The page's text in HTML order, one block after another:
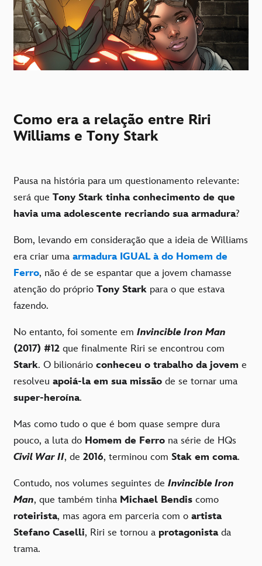
Como era a relação entre Riri
Williams e Tony Stark
Pausa na história para um questionamento relevante:
será que Tony Stark tinha conhecimento de que
havia uma adolescente recriando sua armadura?
Bom, levando em consideração que a ideia de Williams
era criar uma armadura IGUAL à do Homem de
Ferro, não é de se espantar que a jovem chamasse
atenção do próprio Tony Stark para o que estava
fazendo.
No entanto, foi somente em Invincible Iron Man
(2017) #12 que finalmente Riri se encontrou com
Stark. O bilionário conheceu o trabalho da jovem e
resolveu apoiá-la em sua missão de se tornar uma
super-heroína.
Mas como tudo o que é bom quase sempre dura
pouco, a luta do Homem de Ferro na série de HQs
Civil War II, de 2016, terminou com Stak em coma.
Contudo, nos volumes seguintes de Invincible Iron
Man, que também tinha Michael Bendis como
roteirista, mas agora em parceria com o artista
Stefano Caselli, Riri se tornou a protagonista da
trama.